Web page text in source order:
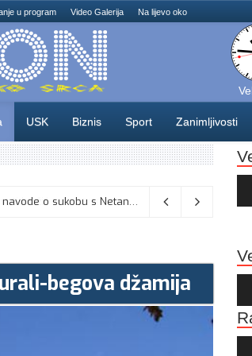
u program Video Galerija Na lijevo oko
USK Biznis Sport Zanimljivosti
kružić 06/08/2026
begova džamija